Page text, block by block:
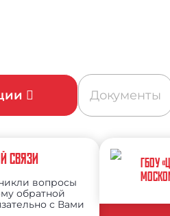
Документы
СВЯЗИ
вопросы
обратной
с Вами
ГБОУ